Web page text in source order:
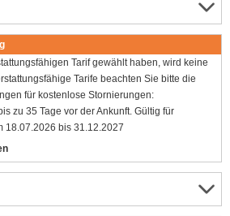
Tarif gewählt haben, wird keine
Tarife beachten Sie bitte die
für kostenlose Stornierungen:
zu 35 Tage vor der Ankunft. Gültig für
18.07.2026 bis 31.12.2027